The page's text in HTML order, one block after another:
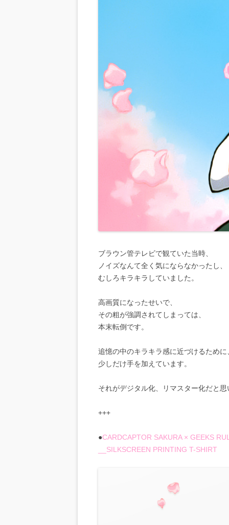
ブラウン管テレビで観ていた当時、
ノイズなんて全く気にならなかったし、
むしろキラキラしていました。
高画質になったせいで、
その粗が強調されてしまっては、
本末転倒です。
追憶の中のキラキラ感に近づけるために
少しだけ手を加えています。
それがデジタル化、リマスター化だと思
+++
●CARDCAPTOR SAKURA × GEEKS
__SILKSCREEN PRINTING T-SHIRT